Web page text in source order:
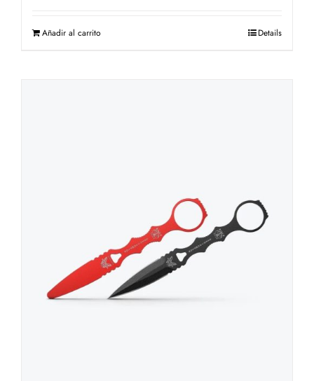
Añadir al carrito Details